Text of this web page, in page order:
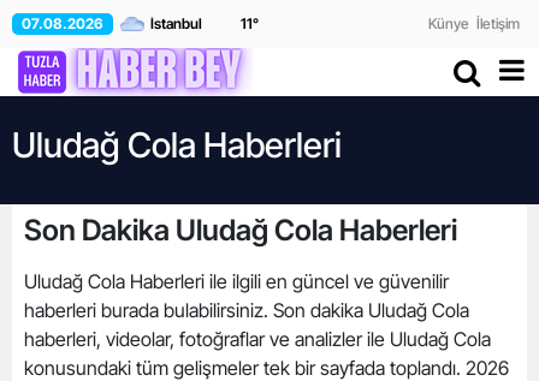
07.08.2026 11° Künye İletişim
Uludağ Cola Haberleri
Son Dakika Uludağ Cola Haberleri
Uludağ Cola Haberleri ile ilgili en güncel ve güvenilir
haberleri burada bulabilirsiniz. Son dakika Uludağ Cola
haberleri, videolar, fotoğraflar ve analizler ile Uludağ Cola
konusundaki tüm gelişmeler tek bir sayfada toplandı. 2026